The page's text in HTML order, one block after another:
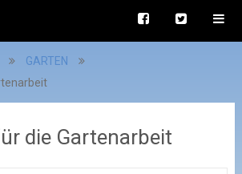
GARTEN
die Gartenarbeit